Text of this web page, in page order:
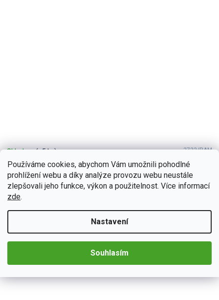
Používáme cookies, abychom Vám umožnili pohodlné
prohlížení webu a díky analýze provozu webu neustále
zlepšovali jeho funkce, výkon a použitelnost. Více informací
zde.
Nastavení
Souhlasím
Bmode 2DIN autorádio BW28 Android s GPS
Skladem(>5 ks)
od4 790 Kč
Autorádio Bmode BW28 Vám dokonale poslouží na kratších, ale
i dlouhých cestách. Na první pohled zaujme moderní technologií
CarPlay a AndroidAuto,...
2722/RAM